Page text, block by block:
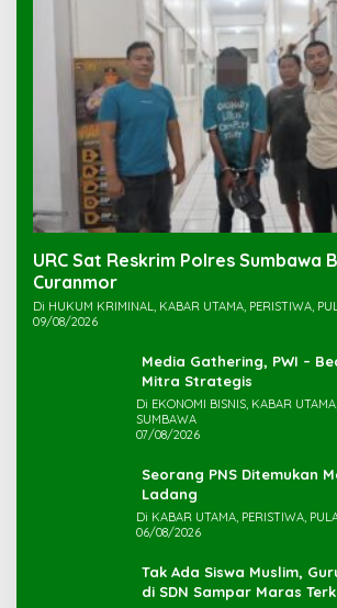
URC Sat Reskrim Polres Sumbawa
Di HUKUM KRIMINAL, KABAR UTAMA, PERISTIWA,
09/08/2026
Media Gathering, PWI –
Mitra Strategis
Di EKONOMI BISNIS, KABAR
SUMBAWA
07/08/2026
Seorang PNS Ditemukan
Ladang
Di KABAR UTAMA, PERISTIWA,
06/08/2026
Tak Ada Siswa Muslim,
di SDN